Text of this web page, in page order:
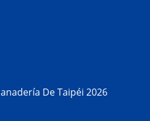
De Taipéi 2026